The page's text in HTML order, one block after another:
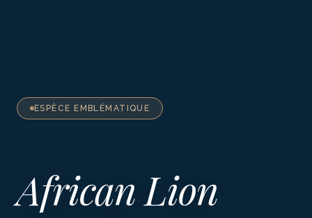
ESPÈCE EMBLÉMATIQUE
African Lion